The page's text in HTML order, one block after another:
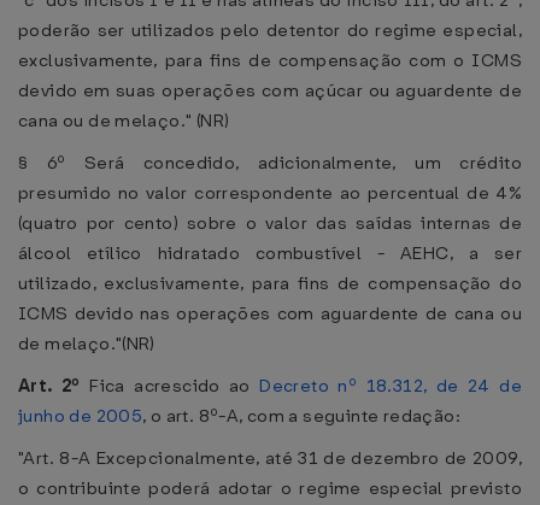
poderão ser utilizados pelo detentor do regime especial,
exclusivamente, para fins de compensação com o ICMS
devido em suas operações com açúcar ou aguardente de
cana ou de melaço." (NR)
§ 6º Será concedido, adicionalmente, um crédito
presumido no valor correspondente ao percentual de 4%
(quatro por cento) sobre o valor das saídas internas de
álcool etílico hidratado combustível - AEHC, a ser
utilizado, exclusivamente, para fins de compensação do
ICMS devido nas operações com aguardente de cana ou
de melaço."(NR)
Art. 2º Fica acrescido ao Decreto nº 18.312, de 24 de
junho de 2005, o art. 8º-A, com a seguinte redação:
"Art. 8-A Excepcionalmente, até 31 de dezembro de 2009,
o contribuinte poderá adotar o regime especial previsto